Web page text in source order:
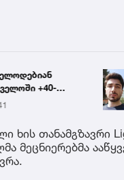
+40-
სიცხეს
ხის თანამგზავრი
მეცნიერებმა